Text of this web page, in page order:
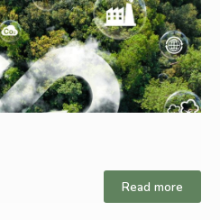
Read more